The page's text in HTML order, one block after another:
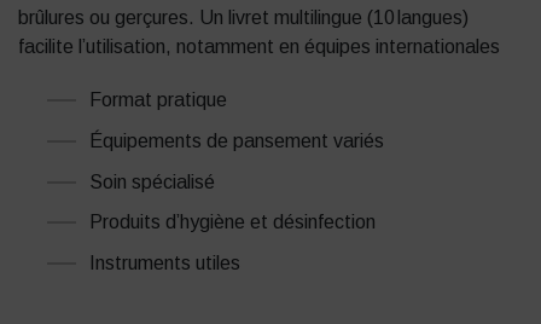
brûlures ou gerçures. Un livret multilingue (10 langues)
facilite l’utilisation, notamment en équipes internationales
Format pratique
Équipements de pansement variés
Soin spécialisé
Produits d’hygiène et désinfection
Instruments utiles